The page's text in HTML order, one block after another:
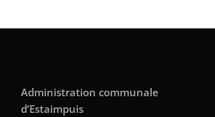
Administration communale
d’Estaimpuis